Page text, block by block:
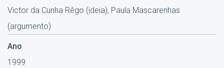
Victor da Cunha Rêgo (ideia), Paula Mascarenhas
(argumento)
Ano
1999